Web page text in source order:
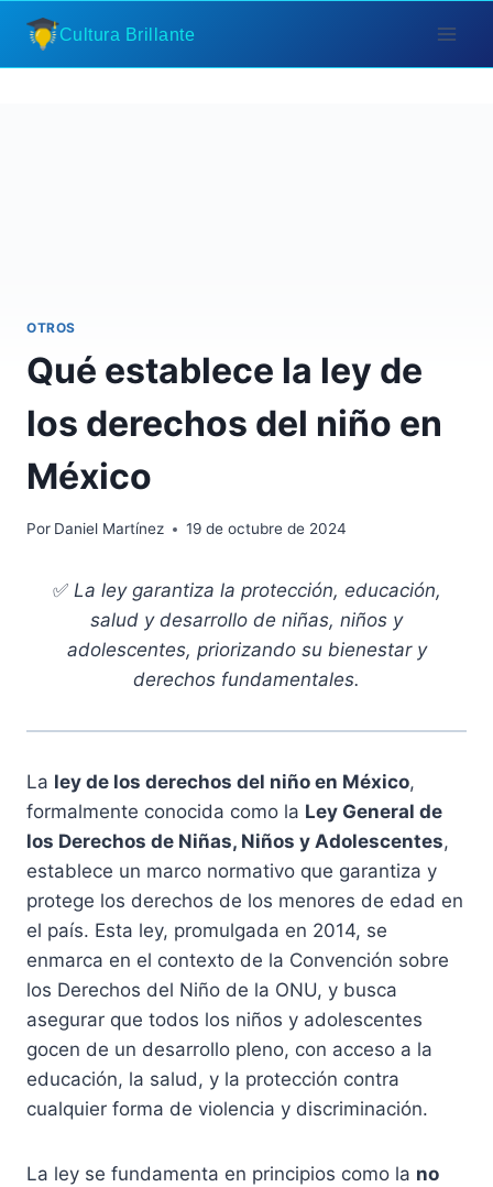
Saltar
contenido
Cultura Brillante
OTROS
Qué establece la ley de
los derechos del niño en
México
Por Daniel Martínez 19 de octubre de 2024
✅ La ley garantiza la protección, educación,
salud y desarrollo de niñas, niños y
adolescentes, priorizando su bienestar y
derechos fundamentales.
La ley de los derechos del niño en México,
formalmente conocida como la Ley General de
los Derechos de Niñas, Niños y Adolescentes,
establece un marco normativo que garantiza y
protege los derechos de los menores de edad en
el país. Esta ley, promulgada en 2014, se
enmarca en el contexto de la Convención sobre
los Derechos del Niño de la ONU, y busca
asegurar que todos los niños y adolescentes
gocen de un desarrollo pleno, con acceso a la
educación, la salud, y la protección contra
cualquier forma de violencia y discriminación.
La ley se fundamenta en principios como la no